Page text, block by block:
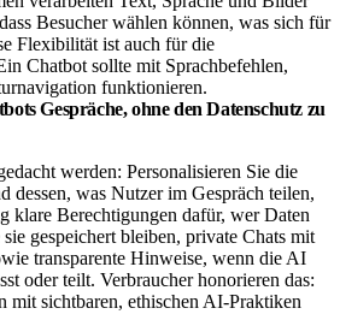
Besucher wählen können, was sich für
Flexibilität ist auch für die
Chatbot sollte mit Sprachbefehlen,
funktionieren.
Gespräche, ohne den Datenschutz zu
werden: Personalisieren Sie die
dessen, was Nutzer im Gespräch teilen,
klare Berechtigungen dafür, wer Daten
gespeichert bleiben, private Chats mit
transparente Hinweise, wenn die AI
oder teilt. Verbraucher honorieren das:
mit sichtbaren, ethischen AI-Praktiken